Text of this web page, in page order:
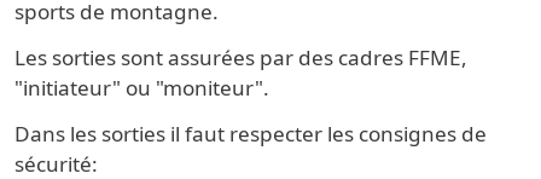
sports de montagne.
Les sorties sont assurées par des cadres FFME,
"initiateur" ou "moniteur".
Dans les sorties il faut respecter les consignes de
sécurité: